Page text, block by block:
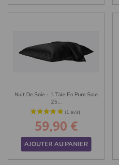
Nuit De Soie - 1 Taie En Pure Soie
25...
Prix
59,90 €
AJOUTER AU PANIER